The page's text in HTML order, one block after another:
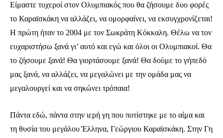
μας ή πατάτε το κουμπί Εγγραφή. Μην ανησυχείτε, τα στοιχεία σας είναι
ασφαλή σε εμάς.
ΕΓΓΡΑΦΉ
Είμαστε τυχεροί στον Ολυμπιακός που θα ζήσουμε δυο φορές
το Καραϊσκάκη να αλλάζει, να ομορφαίνει, να εκσυγχρονίζεται!
Η πρώτη ήταν το 2004 με τον Σωκράτη Κόκκαλη. Θέλω να τον
ευχαριστήσω ξανά γι’ αυτό και εγώ και όλοι οι Ολυμπιακοί. Θα
το ζήσουμε ξανά! Θα γιορτάσουμε ξανά! Θα δούμε το γήπεδό
μας ξανά, να αλλάζει, να μεγαλώνει με την ομάδα μας να
μεγαλουργεί και να σηκώνει τρόπαια!
Πάντα εδώ, πάντα στην ιερή γη που ποτίστηκε με το αίμα και
τη θυσία του μεγάλου Έλληνα, Γεώργιου Καραϊσκάκη. Στην Γη